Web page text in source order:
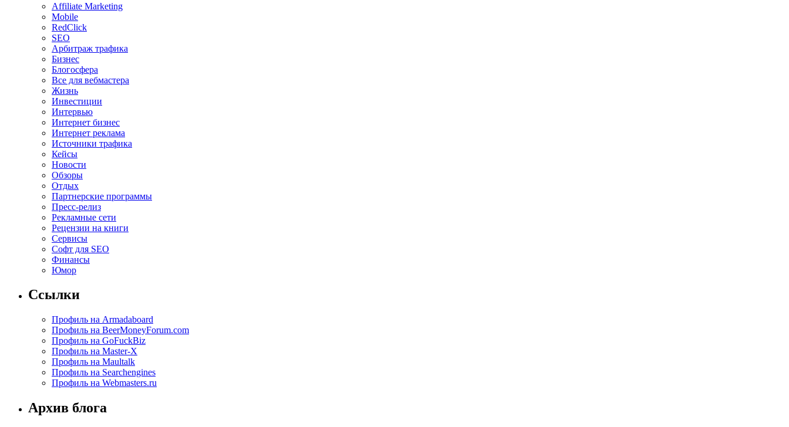
Affiliate Marketing
Mobile
RedClick
SEO
Арбитраж трафика
Бизнес
Блогосфера
Все для вебмастера
Жизнь
Инвестиции
Интервью
Интернет бизнес
Интернет реклама
Источники трафика
Кейсы
Новости
Обзоры
Отдых
Партнерские программы
Пресс-релиз
Рекламные сети
Рецензии на книги
Сервисы
Софт для SEO
Финансы
Юмор
Ссылки
Профиль на Armadaboard
Профиль на BeerMoneyForum.com
Профиль на GoFuckBiz
Профиль на Master-X
Профиль на Maultalk
Профиль на Searchengines
Профиль на Webmasters.ru
Архив блога